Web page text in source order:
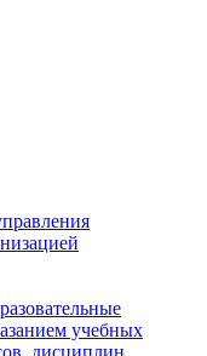
учебных
дисциплин